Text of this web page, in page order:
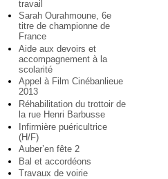
travail
Sarah Ourahmoune, 6e
titre de championne de
France
Aide aux devoirs et
accompagnement à la
scolarité
Appel à Film Cinébanlieue
2013
Réhabilitation du trottoir de
la rue Henri Barbusse
Infirmière puéricultrice
(H/F)
Auber’en fête 2
Bal et accordéons
Travaux de voirie